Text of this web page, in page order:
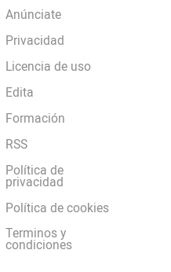
Anúnciate
Privacidad
Licencia de uso
Edita
Formación
RSS
Política de
privacidad
Política de cookies
Terminos y
condiciones